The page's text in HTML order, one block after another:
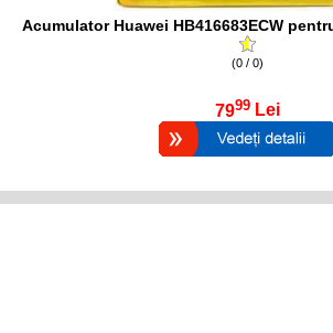
Acumulator Huawei HB416683ECW
(0 / 0)
7999 Lei